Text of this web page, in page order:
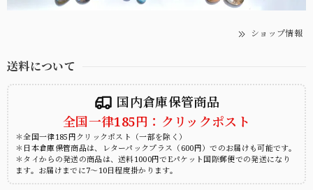
ショップ情報
送料について
国内倉庫保管商品
全国一律185円：クリックポスト
＊全国一律185円クリックポスト（一部を除く）
＊日本倉庫保管商品は、レターパックプラス（600円）でのお届けも可能です。
＊タイからの発送の商品は、送料1000円でEパケット国際郵便での発送になり
ます。お届けまでに7～10日程度掛かります。